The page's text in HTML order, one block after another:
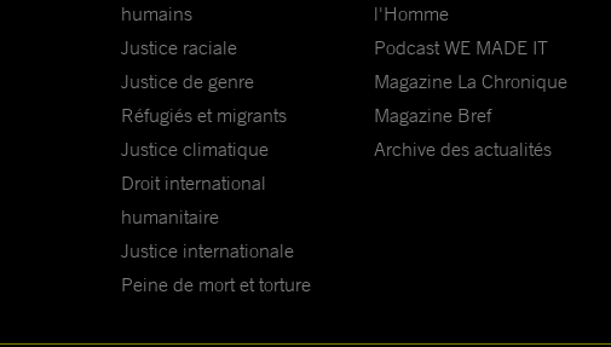
humains
Justice raciale
Justice de genre
Réfugiés et migrants
Justice climatique
Droit international
humanitaire
Justice internationale
Peine de mort et torture
l'Homme
Podcast WE MADE IT
Magazine La Chronique
Magazine Bref
Archive des actualités